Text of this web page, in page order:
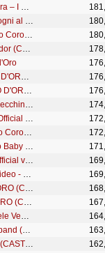
Piccolo Coro dell'Antoniano - Metti la canottiera – I grandi classici dello Zecchino d’Oro
Piccolo Coro dell'Antoniano - Dove vanno i sogni al mattino (Cartoon)
50° Zecchino d'Oro 2007 [Full Album] - Piccolo Coro Antoniano
Piccolo Coro dell'Antoniano - O tucano goleador (Cartoon)
VOLEVO UN GATTO NERO - 11° ZECCHINO D'ORO (CASTING TOUR 2020 VERSION)
LO SCRIVERÒ NEL VENTO - 49° ZECCHINO D'ORO (CASTING TOUR 2020 VERSION)
Il serpente balbuziente (Official Video) - 63° Zecchino d'Oro
Piccolo Coro dell'Antoniano - Il lupo Duccio (Official video - 68° Zecchino d'Oro)
54° Zecchino d'Oro 2011 [Full Album] - Piccolo Coro dell'Antoniano
Piccolo Coro dell'Antoniano - Balla con il coro Baby Dance (Official Video)
Piccolo Coro dell'Antoniano - Nonna Rock (Official video - 67° Zecchino d'Oro)
Piccolo Coro dell'Antoniano - Disco (Official video - 68° Zecchino d'Oro)
CUSTODI DEL MONDO - 63° ZECCHINO D'ORO (CASTING TOUR VERSION)
IL GATTO PUZZOLONE - 47° ZECCHINO D'ORO (CASTING TOUR VERSION)
Raro come un diamante - Piccolo Coro "Mariele Ventre" diretto da Sabrina Simoni
Piccolo Coro dell'Antoniano - Mettiamo su la band (cartoon) - 65° Zecchino d'oro
L'ANISELLO NUNÙ - 60° ZECCHINO D'ORO (CASTING VERSION)